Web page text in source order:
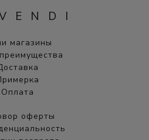
магазины
Оплата
оферты